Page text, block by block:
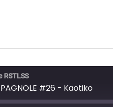
RSTLSS
#26 - Kaotiko